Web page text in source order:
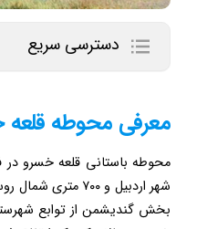
دسترسی سریع
معرفی محوطه‌
شهر اردبیل و ۷۰۰
بخش گندیشمن از توابع